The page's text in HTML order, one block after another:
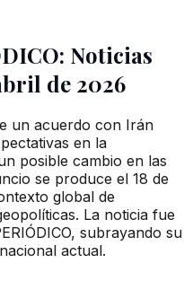
Noticias
de 2026
un acuerdo con Irán
en la
posible cambio en las
se produce el 18 de
global de
La noticia fue
subrayando su
actual.